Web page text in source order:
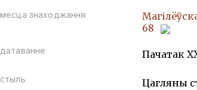
месца знаходжання
68
датаванне Пачатак
стыль Цагляны